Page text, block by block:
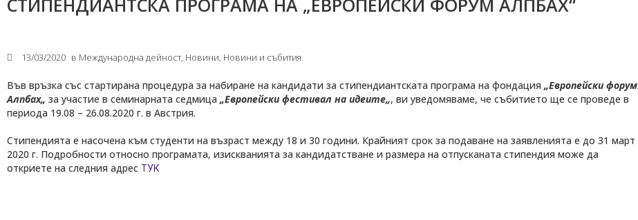
СТИПЕНДИАНТСКА ПРОГРАМА НА „ЕВРОПЕЙСКИ ФОРУМ АЛПБАХ“
13/03/2020 в Международнa дейност, Новини, Новини и събития
Във връзка със стартирана процедура за набиране на кандидати за стипендиантската програма на фондация „Европейски форум
Алпбах„ за участие в семинарната седмица „Европейски фестивал на идеите„, ви уведомяваме, че събитието ще се проведе в
периода 19.08 – 26.08.2020 г. в Австрия.
Стипендията е насочена към студенти на възраст между 18 и 30 години. Крайният срок за подаване на заявленията е до 31 март
2020 г. Подробности относно програмата, изискванията за кандидатстване и размера на отпусканата стипендия може да
откриете на следния адрес ТУК